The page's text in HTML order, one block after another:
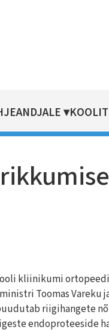
kliinikumi
Toomas Vareku
riigihangete
endoproteeside